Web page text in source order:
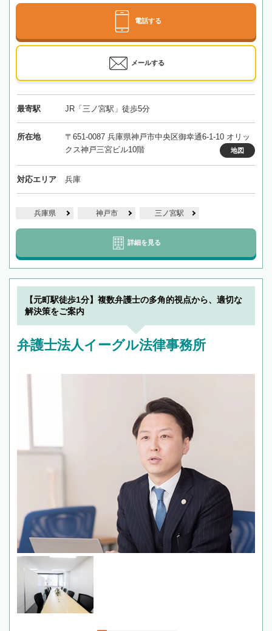
電話する
メールする
最寄駅 JR「三ノ宮駅」徒歩5分
所在地
〒651-0087 兵庫県神戸市中央区御幸通6-1-10 オリッ
クス神戸三宮ビル10階
地図
対応エリア 兵庫
兵庫県 神戸市 三ノ宮駅
詳細を見る
【元町駅徒歩1分】複数弁護士の多角的視点から、適切な
解決策をご案内
弁護士法人イーグル法律事務所